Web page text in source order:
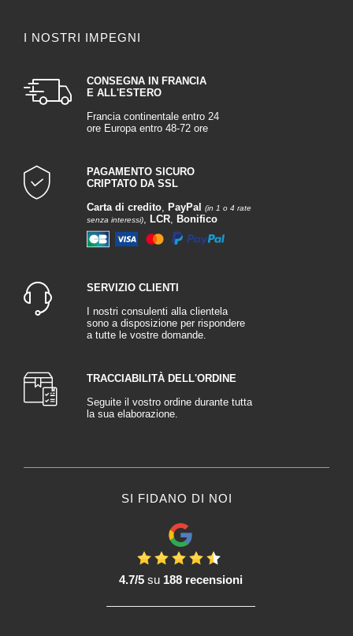
I NOSTRI IMPEGNI
CONSEGNA IN FRANCIA
E ALL'ESTERO
Francia continentale entro 24
ore Europa entro 48-72 ore
PAGAMENTO SICURO
CRIPTATO DA SSL
Carta di credito, PayPal
(in 1 o 4 rate
senza interessi), LCR, Bonifico
SERVIZIO CLIENTI
I nostri consulenti alla clientela
sono a disposizione per rispondere
a tutte le vostre domande.
TRACCIABILITÀ DELL'ORDINE
Seguite il vostro ordine durante tutta
la sua elaborazione.
SI FIDANO DI NOI
4.7/5su 188 recensioni